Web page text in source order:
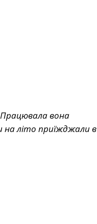
вона
на літо приїжджали в